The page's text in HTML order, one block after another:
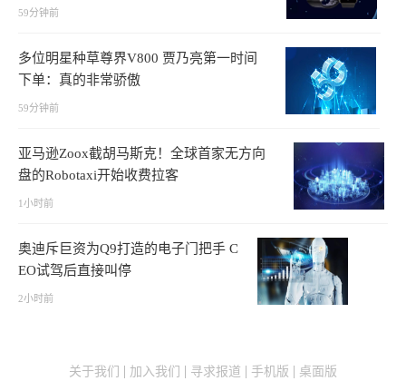
59分钟前
多位明星种草尊界V800 贾乃亮第一时间
下单：真的非常骄傲
59分钟前
亚马逊Zoox截胡马斯克！全球首家无方向
盘的Robotaxi开始收费拉客
1小时前
奥迪斥巨资为Q9打造的电子门把手 C
EO试驾后直接叫停
2小时前
关于我们 加入我们 寻求报道 手机版 桌面版